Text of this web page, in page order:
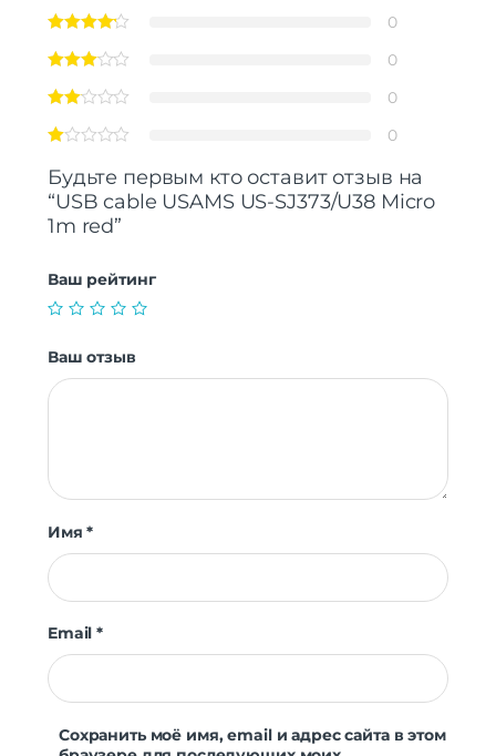
0
0
0
0
Будьте первым кто оставит отзыв на
“USB cable USAMS US-SJ373/U38 Micro
1m red”
Ваш рейтинг
Ваш отзыв
Имя*
Email*
Сохранить моё имя, email и адрес сайта в этом